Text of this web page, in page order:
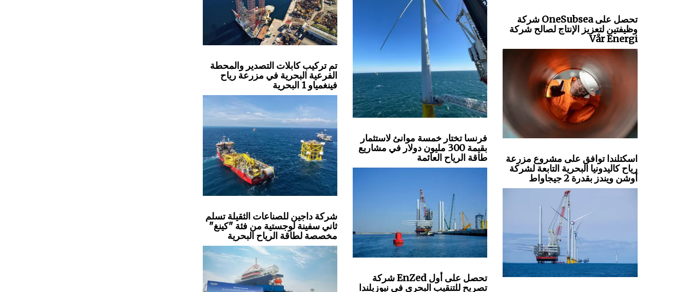
تم تركيب كابلات التصدير والمحطة
الفرعية البحرية في مزرعة رياح
فينغمياو 1 البحرية
شركة داجين للصناعات الثقيلة تسلم
ثاني سفينة لوجستية من فئة "كينغ"
مخصصة لطاقة الرياح البحرية
فرنسا تختار خمسة موانئ لاستثمار
بقيمة 300 مليون دولار في مشاريع
طاقة الرياح العائمة
شركة EnZed تحصل على أول
تصريح للتنقيب البحري في نيوزيلندا
شركة OneSubsea تحصل على
وظيفتين لتعزيز الإنتاج لصالح شركة
Vår Energi
اسكتلندا توافق على مشروع مزرعة
رياح كاليدونيا البحرية التابعة لشركة
أوشن ويندز بقدرة 2 جيجاواط